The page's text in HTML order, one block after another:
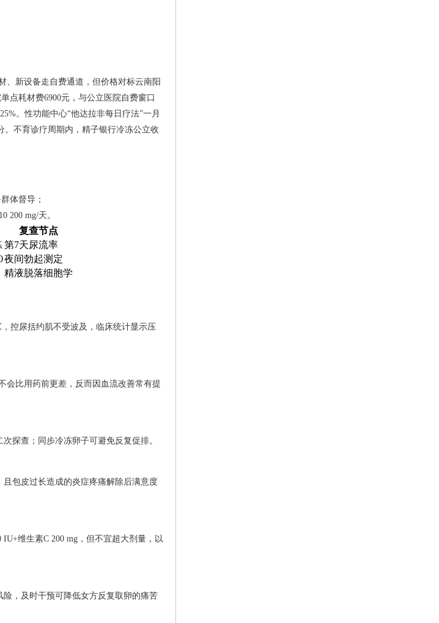
、新设备走自费通道，但价格对标云南阳
点耗材费6900元，与公立医院自费窗口
。性功能中心“他达拉非每日疗法”一月
。不育诊疗周期内，精子银行冷冻公立收
体督导；
200 mg/天。
复查节点
第7天尿流率
夜间勃起测定
精液脱落细胞学
控尿括约肌不受波及，临床统计显示压
会比用药前更差，反而因血流改善常有提
探查；同步冷冻卵子可避免反复促排。
包皮过长造成的炎症疼痛解除后满意度
维生素C 200 mg，但不宜超大剂量，以
，及时干预可降低女方反复取卵的痛苦